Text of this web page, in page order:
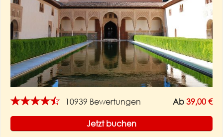
★★★★★ 10939 Bewertungen Ab 39,00 €
Jetzt buchen